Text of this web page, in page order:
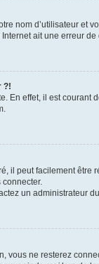
nom d’utilisateur et
ait une erreur
?!
En effet, il est
il peut facilement
un administrateur
vous ne resterez